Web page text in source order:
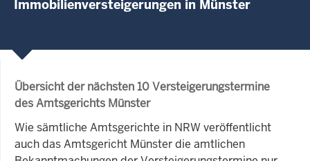
Immobilienversteigerungen in Münster
Übersicht der nächsten 10 Versteigerungstermine
des Amtsgerichts Münster
Wie sämtliche Amtsgerichte in NRW veröffentlicht
auch das Amtsgericht Münster die amtlichen